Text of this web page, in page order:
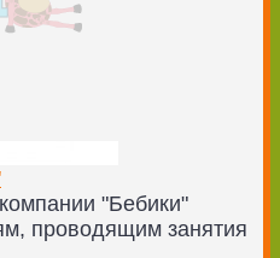
"Бебики"
проводящим занятия